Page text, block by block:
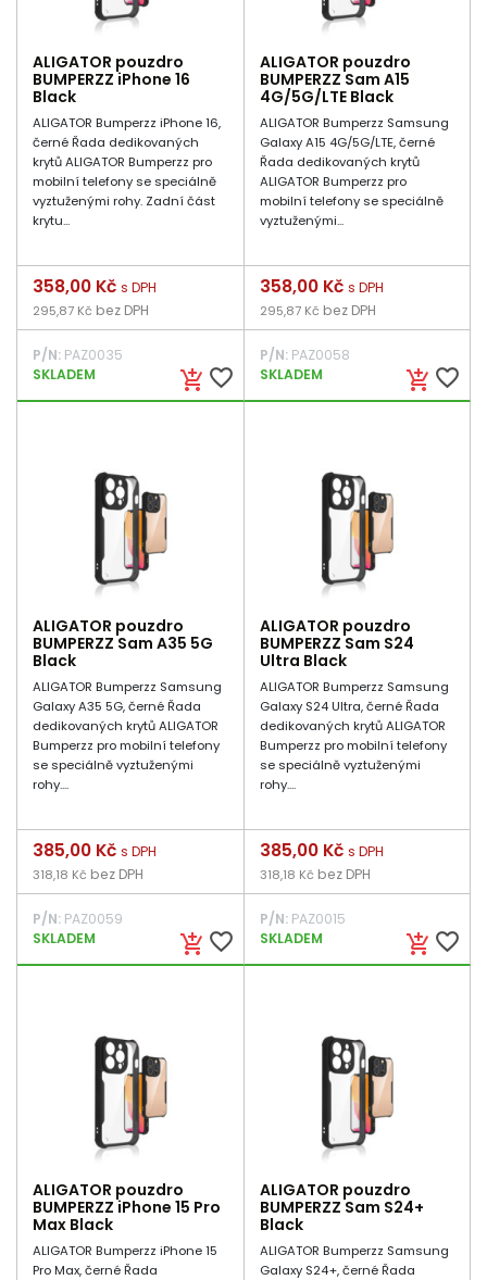
ALIGATOR pouzdro
BUMPERZZ iPhone 16
Black
ALIGATOR Bumperzz iPhone 16,
černé Řada dedikovaných
krytů ALIGATOR Bumperzz pro
mobilní telefony se speciálně
vyztuženými rohy. Zadní část
krytu...
add_shopping_cart favorite_border
Cena
358,00 Kč s DPH
295,87 Kč bez DPH
P/N: PAZ0035
SKLADEM
ALIGATOR pouzdro
BUMPERZZ Sam A15
4G/5G/LTE Black
ALIGATOR Bumperzz Samsung
Galaxy A15 4G/5G/LTE, černé
Řada dedikovaných krytů
ALIGATOR Bumperzz pro
mobilní telefony se speciálně
vyztuženými...
add_shopping_cart favorite_border
Cena
358,00 Kč s DPH
295,87 Kč bez DPH
P/N:PAZ0058
SKLADEM
ALIGATOR pouzdro
BUMPERZZ Sam A35 5G
Black
ALIGATOR Bumperzz Samsung
Galaxy A35 5G, černé Řada
dedikovaných krytů ALIGATOR
Bumperzz pro mobilní telefony
se speciálně vyztuženými
rohy....
add_shopping_cart favorite_border
Cena
385,00 Kč s DPH
318,18 Kč bez DPH
P/N: PAZ0059
SKLADEM
ALIGATOR pouzdro
BUMPERZZ Sam S24
Ultra Black
ALIGATOR Bumperzz Samsung
Galaxy S24 Ultra, černé Řada
dedikovaných krytů ALIGATOR
Bumperzz pro mobilní telefony
se speciálně vyztuženými
rohy....
add_shopping_cart favorite_border
Cena
385,00 Kč s DPH
318,18 Kč bez DPH
P/N:PAZ0015
SKLADEM
ALIGATOR pouzdro
BUMPERZZ iPhone 15 Pro
Max Black
ALIGATOR Bumperzz iPhone 15
Pro Max, černé Řada
ALIGATOR pouzdro
BUMPERZZ Sam S24+
Black
ALIGATOR Bumperzz Samsung
Galaxy S24+, černé Řada